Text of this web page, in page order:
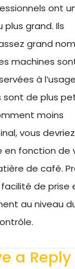
ont
plus grand. Ils
grand
machines
à l’usage
sont de plus
moins
vous
en fonction de
de café.
de prise
au niveau
a Reply